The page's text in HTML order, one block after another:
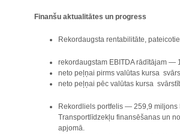
Finanšu aktualitātes un progress
Rekordaugsta rentabilitāte,
rekordaugstam EBITDA rādītājam—
neto peļņai pirms valūtas kursa
neto peļņai pēc valūtas kursa
Rekordliels portfelis— 259,9 miljons
Transportlīdzekļu finansēšanas un
apjomā.